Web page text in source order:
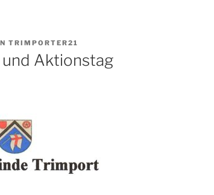
TRIMPORTER21
Aktionstag